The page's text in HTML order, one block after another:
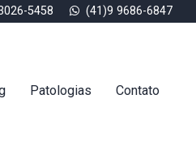
5458 (41)9 9686-6847
Patologias Contato